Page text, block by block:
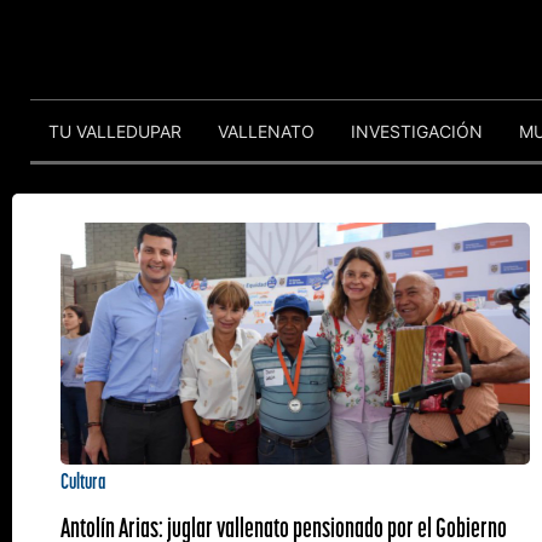
TU VALLEDUPAR VALLENATO INVESTIGACIÓN
Cultura
Antolín Arias: juglar vallenato pensionado por el Gobierno